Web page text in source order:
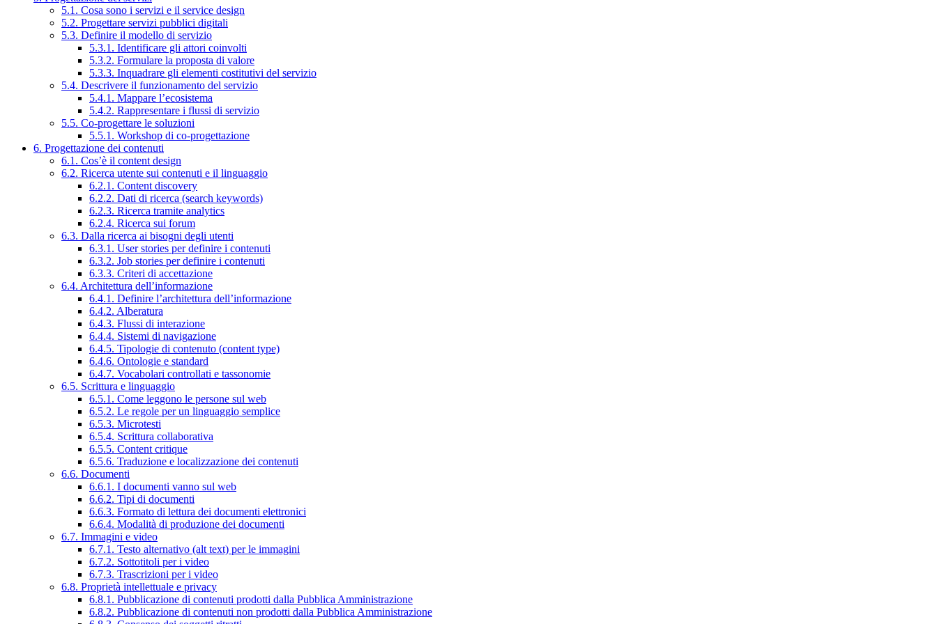
5.1. Cosa sono i servizi e il service design
5.2. Progettare servizi pubblici digitali
5.3. Definire il modello di servizio
5.3.1. Identificare gli attori coinvolti
5.3.2. Formulare la proposta di valore
5.3.3. Inquadrare gli elementi costitutivi del servizio
5.4. Descrivere il funzionamento del servizio
5.4.1. Mappare l’ecosistema
5.4.2. Rappresentare i flussi di servizio
5.5. Co-progettare le soluzioni
5.5.1. Workshop di co-progettazione
6. Progettazione dei contenuti
6.1. Cos’è il content design
6.2. Ricerca utente sui contenuti e il linguaggio
6.2.1. Content discovery
6.2.2. Dati di ricerca (search keywords)
6.2.3. Ricerca tramite analytics
6.2.4. Ricerca sui forum
6.3. Dalla ricerca ai bisogni degli utenti
6.3.1. User stories per definire i contenuti
6.3.2. Job stories per definire i contenuti
6.3.3. Criteri di accettazione
6.4. Architettura dell’informazione
6.4.1. Definire l’architettura dell’informazione
6.4.2. Alberatura
6.4.3. Flussi di interazione
6.4.4. Sistemi di navigazione
6.4.5. Tipologie di contenuto (content type)
6.4.6. Ontologie e standard
6.4.7. Vocabolari controllati e tassonomie
6.5. Scrittura e linguaggio
6.5.1. Come leggono le persone sul web
6.5.2. Le regole per un linguaggio semplice
6.5.3. Microtesti
6.5.4. Scrittura collaborativa
6.5.5. Content critique
6.5.6. Traduzione e localizzazione dei contenuti
6.6. Documenti
6.6.1. I documenti vanno sul web
6.6.2. Tipi di documenti
6.6.3. Formato di lettura dei documenti elettronici
6.6.4. Modalità di produzione dei documenti
6.7. Immagini e video
6.7.1. Testo alternativo (alt text) per le immagini
6.7.2. Sottotitoli per i video
6.7.3. Trascrizioni per i video
6.8. Proprietà intellettuale e privacy
6.8.1. Pubblicazione di contenuti prodotti dalla Pubblica Amministrazione
6.8.2. Pubblicazione di contenuti non prodotti dalla Pubblica Amministrazione